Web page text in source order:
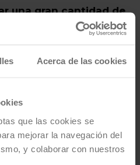
Acerca de las cookies
que las cookies se
mejorar la navegación del
y colaborar con nuestros
una gran cantidad de
de disponibilidades.
otras herramientas
a día, como los
pasarelas de pago.